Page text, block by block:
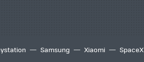
Samsung Xiaomi SpaceX